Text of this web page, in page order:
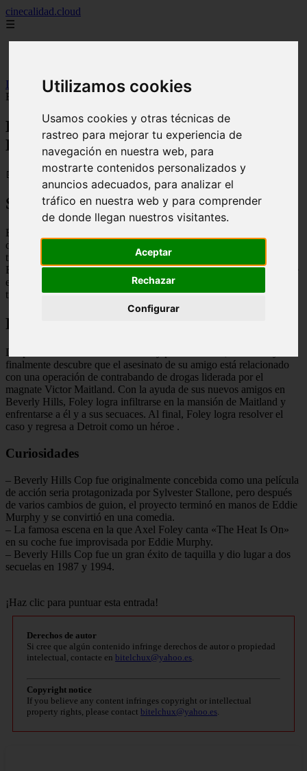
Utilizamos cookies
Usamos cookies y otras técnicas de
rastreo para mejorar tu experiencia de
navegación en nuestra web, para
mostrarte contenidos personalizados y
anuncios adecuados, para analizar el
tráfico en nuestra web y para comprender
de donde llegan nuestros visitantes.
Aceptar
Rechazar
Configurar
cinecalidad.cloud
☰
Inicio finalexplicadolat >Beverly Hills Cop (2026) ᐉ Final
Explicado
Beverly Hills Cop (2026) ᐉ Final
Explicado
📅 13/02/2026
Sinopsis
Beverly Hills Cop es una película de acción y comedia de 1984
dirigida por Martin Brest y protagonizada por Eddie Murphy. La
trama sigue al detective de Detroit, Axel Foley, quien viaja a
Beverly Hills para investigar el asesinato de su mejor amigo. Allí, se
encuentra con la resistencia de la policía local y se ve obligado a
trabajar de incógnito para resolver el caso.
Final Explicado
Después de una serie de aventuras y persecuciones, Axel Foley
finalmente descubre que el asesinato de su amigo está relacionado
con una operación de contrabando de drogas liderada por el
magnate Victor Maitland. Con la ayuda de sus nuevos amigos en
Beverly Hills, Foley logra infiltrarse en la mansión de Maitland y
enfrentarse a él y a sus secuaces. Al final, Foley logra resolver el
caso y regresa a Detroit como un héroe .
Curiosidades
– Beverly Hills Cop fue originalmente concebida como una película
de acción seria protagonizada por Sylvester Stallone, pero después
de varios cambios de guion, el proyecto terminó en manos de Eddie
Murphy y se convirtió en una comedia.
– La famosa escena en la que Axel Foley canta «The Heat Is On»
en su coche fue improvisada por Eddie Murphy.
– Beverly Hills Cop fue un gran éxito de taquilla y dio lugar a dos
secuelas en 1987 y 1994.
¡Haz clic para puntuar esta entrada!
Derechos de autor
Si cree que algún contenido infringe derechos de autor o propiedad
intelectual, contacte en bitelchux@yahoo.es
Copyright notice
If you believe any content infringes copyright or intellectual
property rights, please contact bitelchux@yahoo.es